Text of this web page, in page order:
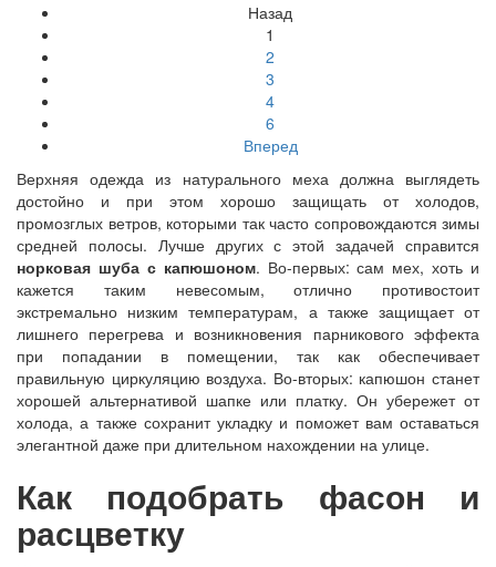
Назад
1
2
3
4
6
Вперед
Верхняя одежда из натурального меха должна выглядеть
достойно и при этом хорошо защищать от холодов,
промозглых ветров, которыми так часто сопровождаются зимы
средней полосы. Лучше других с этой задачей справится
норковая шуба с капюшоном. Во-первых: сам мех, хоть и
кажется таким невесомым, отлично противостоит
экстремально низким температурам, а также защищает от
лишнего перегрева и возникновения парникового эффекта
при попадании в помещении, так как обеспечивает
правильную циркуляцию воздуха. Во-вторых: капюшон станет
хорошей альтернативой шапке или платку. Он убережет от
холода, а также сохранит укладку и поможет вам оставаться
элегантной даже при длительном нахождении на улице.
Как подобрать фасон и
расцветку